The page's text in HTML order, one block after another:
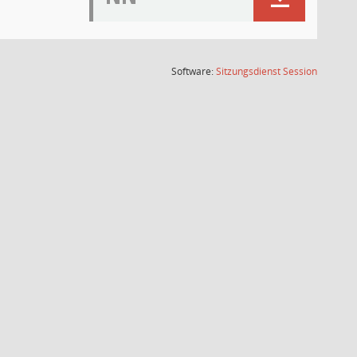
Software:SitzungsdienstSession(Wird in